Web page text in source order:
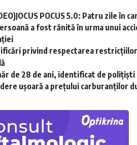
POCUS 5.0: Patru zile în
a fost rănită în urma unui
privind respectarea
de 28 de ani, identificat de
ușoară a prețului carburanților